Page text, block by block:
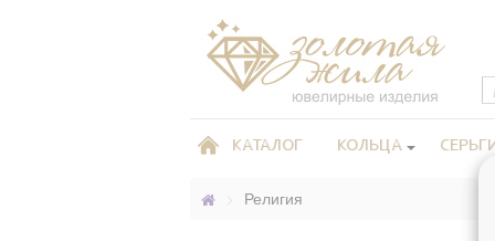
КАТАЛОГ КОЛЬЦА
Религия